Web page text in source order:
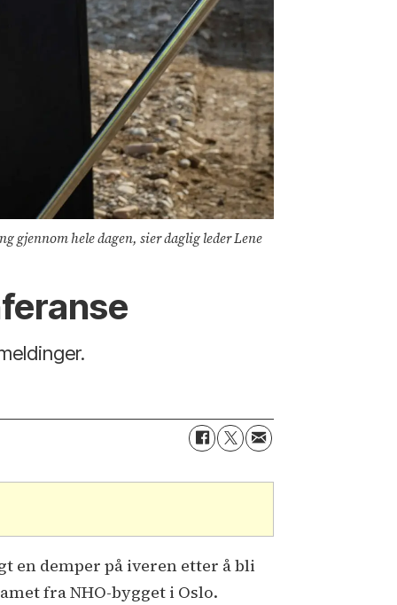
gjennom hele dagen, sier daglig leder Lene
en demper på iveren etter å bli
fra NHO-bygget i Oslo.